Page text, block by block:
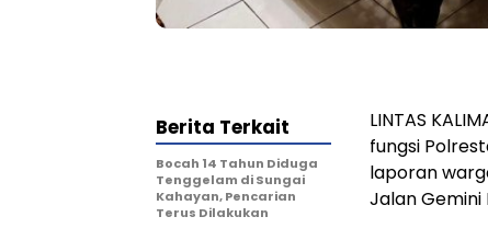
LINTAS
fungsi
laporan
Jalan Gemini
Berita Terkait
Bocah 14 Tahun Diduga
Tenggelam di Sungai
Kahayan, Pencarian
Terus Dilakukan